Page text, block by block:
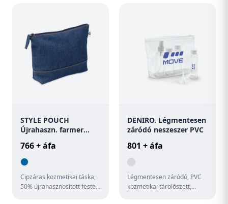
STYLE POUCH
Újrahaszn. farmer
766 + áfa
Cipzáras kozmetikai táska,
50% újrahasznosított festett
DENIRO. Légmentesen
záródó neszeszer PVC
801 + áfa
Légmentesen záródó, PVC
kozmetikai tárolószett,